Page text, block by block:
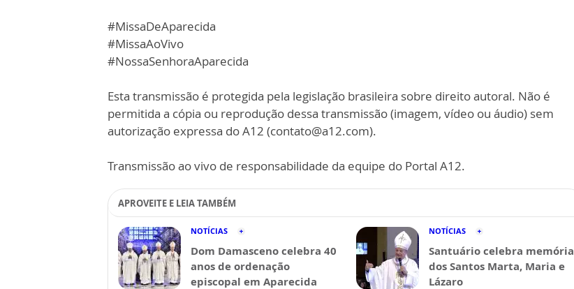
#MissaDeAparecida
#MissaAoVivo
#NossaSenhoraAparecida
Esta transmissão é protegida pela legislação brasileira sobre direito autoral. Não é
permitida a cópia ou reprodução dessa transmissão (imagem, vídeo ou áudio) sem
autorização expressa do A12 (contato@a12.com).
Transmissão ao vivo de responsabilidade da equipe do Portal A12.
APROVEITE E LEIA TAMBÉM
NOTÍCIAS
Dom Damasceno celebra 40
anos de ordenação
episcopal em Aparecida
NOTÍCIAS
Santuário celebra memória
dos Santos Marta, Maria e
Lázaro